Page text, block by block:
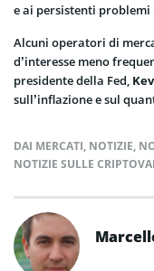
e ai persistenti problemi
Alcuni operatori di
d’interesse meno
presidente della Fed,
sull’inflazione e sul
DAI MERCATI, NOTIZIE,
NOTIZIE SULLE